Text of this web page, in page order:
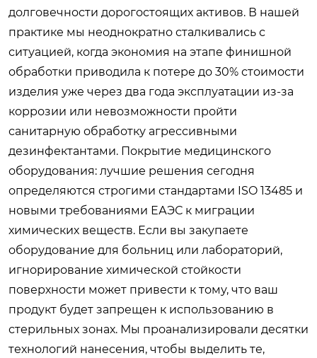
долговечности дорогостоящих активов. В нашей
практике мы неоднократно сталкивались с
ситуацией, когда экономия на этапе финишной
обработки приводила к потере до 30% стоимости
изделия уже через два года эксплуатации из-за
коррозии или невозможности пройти
санитарную обработку агрессивными
дезинфектантами. Покрытие медицинского
оборудования: лучшие решения сегодня
определяются строгими стандартами ISO 13485 и
новыми требованиями ЕАЭС к миграции
химических веществ. Если вы закупаете
оборудование для больниц или лабораторий,
игнорирование химической стойкости
поверхности может привести к тому, что ваш
продукт будет запрещен к использованию в
стерильных зонах. Мы проанализировали десятки
технологий нанесения, чтобы выделить те,